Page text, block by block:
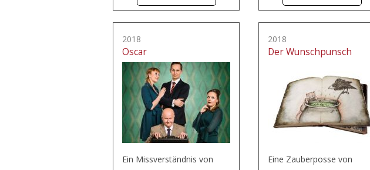
2018
Oscar
Ein Missverständnis von
2018
Der Wunschpunsch
Eine Zauberposse von